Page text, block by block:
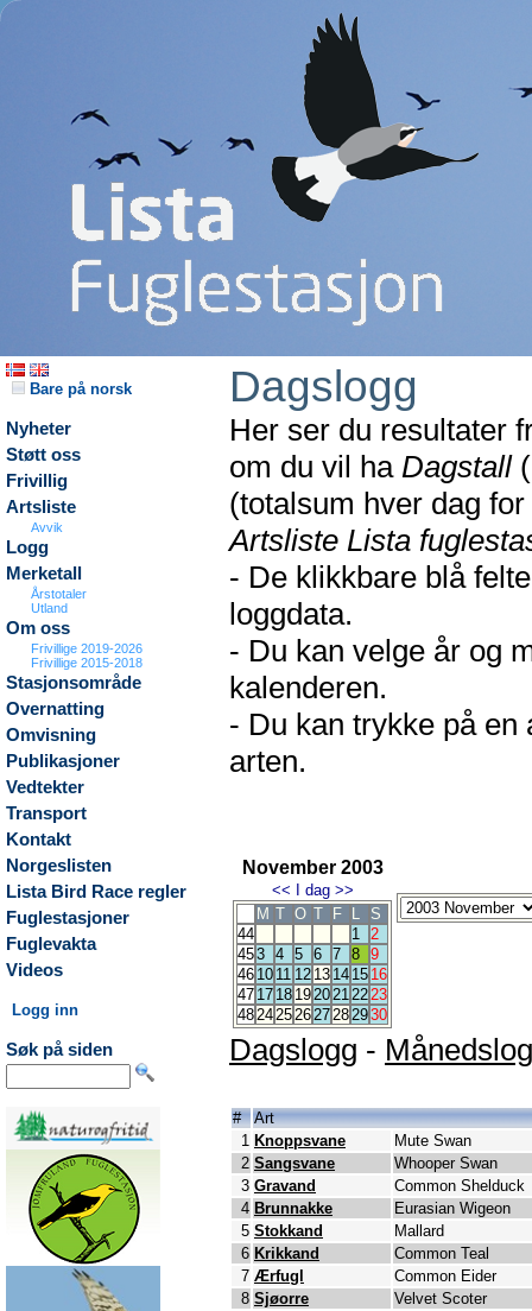
Bare på norsk
Nyheter
Støtt oss
Frivillig
Artsliste
Avvik
Logg
Merketall
Årstotaler
Utland
Om oss
Frivillige 2019-2026
Frivillige 2015-2018
Stasjonsområde
Overnatting
Omvisning
Publikasjoner
Vedtekter
Transport
Kontakt
Norgeslisten
Lista Bird Race regler
Fuglestasjoner
Fuglevakta
Videos
Logg inn
Søk på siden
Dagslogg
Her ser du resultater
om du vil ha Dagstall
(totalsum hver dag
Artsliste Lista
- De klikkbare blå
loggdata.
- Du kan velge år og
kalenderen.
- Du kan trykke på en
arten.
November 2003
<< I dag >>
M T O T F L
S
44
1 2
453 4 5 6 7 8 9
46 10 11 12 13 14 15 16
47 17 18 1920212223
4824252627282930
Dagslogg -
#
Art
1 Knoppsvane
Mute Swan
2 Sangsvane
Whooper Swan
3 Gravand
Common Shelduck
4 Brunnakke
Eurasian Wigeon
5 Stokkand
Mallard
6 Krikkand
Common Teal
7 Ærfugl
Common Eider
8 Sjøorre
Velvet Scoter